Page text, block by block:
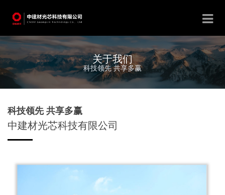
关于我们
科技领先 共享多赢
科技领先 共享多赢
中建材光芯科技有限公司